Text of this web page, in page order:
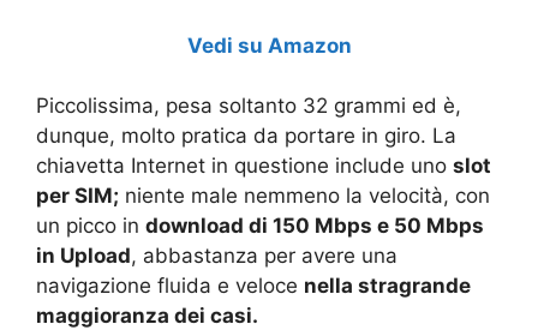
Vedi su Amazon
Piccolissima, pesa soltanto 32 grammi ed è,
dunque, molto pratica da portare in giro. La
chiavetta Internet in questione include uno slot
per SIM; niente male nemmeno la velocità, con
un picco in download di 150 Mbps e 50 Mbps
in Upload, abbastanza per avere una
navigazione fluida e veloce nella stragrande
maggioranza dei casi.